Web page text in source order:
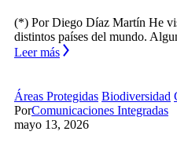
(*) Por Diego Díaz Martín He
distintos países del mundo.
Leer más
Áreas Protegidas Biodiversidad
PorComunicaciones Integradas
mayo 13, 2026